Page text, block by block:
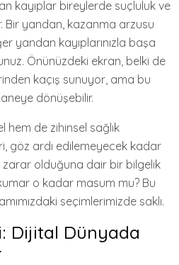
kayıplar bireylerde suçluluk ve
Bir yandan, kazanma arzusu
yandan kayıplarınızla başa
Önünüzdeki ekran, belki de
kaçış sunuyor, ama bu
dönüşebilir.
hem de zihinsel sağlık
göz ardı edilemeyecek kadar
zarar olduğuna dair bir bilgelik
o kadar masum mu? Bu
seçimlerimizde saklı.
Dijital Dünyada